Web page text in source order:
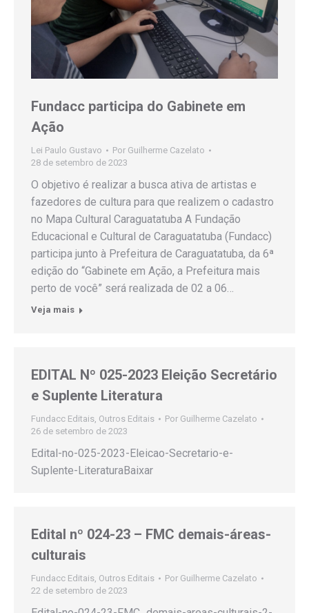
Fundacc participa do Gabinete em
Ação
Lei Paulo Gustavo Por Guilherme Cazelato
28 de setembro de 2023
O objetivo é realizar a busca ativa de artistas e
fazedores de cultura para que realizem o cadastro
no Mapa Cultural Caraguatatuba A Fundação
Educacional e Cultural de Caraguatatuba (Fundacc)
participa junto à Prefeitura de Caraguatatuba, da 6ª
edição do “Gabinete em Ação, a Prefeitura mais
perto de você” será realizada de 02 a 06…
Veja mais
EDITAL Nº 025-2023 Eleição Secretário
e Suplente Literatura
Fundacc Editais Outros Editais Por Guilherme Cazelato
26 de setembro de 2023
Edital-no-025-2023-Eleicao-Secretario-e-
Suplente-LiteraturaBaixar
Edital nº 024-23 – FMC demais-áreas-
culturais
Fundacc Editais Outros Editais Por Guilherme Cazelato
22 de setembro de 2023